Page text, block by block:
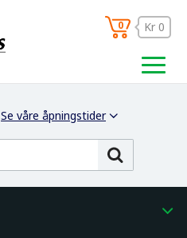
Se våre åpningstider
0 Kr 0